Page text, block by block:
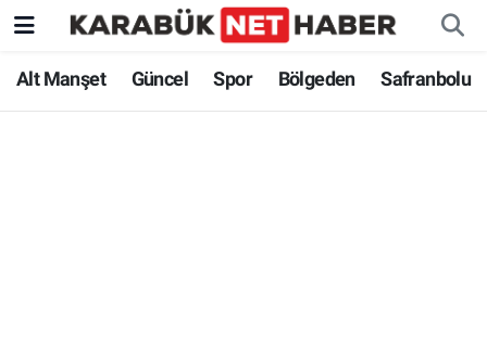
Alt Manşet Güncel Spor Bölgeden Safranbolu